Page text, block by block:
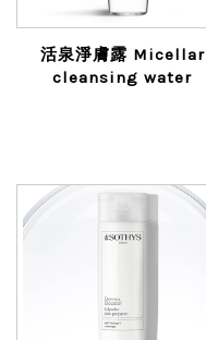
活泉淨膚露 Micellar
cleansing water